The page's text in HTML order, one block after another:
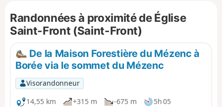
Randonnées à proximité de Église
Saint-Front (Saint-Front)
De la Maison Forestière du Mézenc à
Borée via le sommet du Mézenc
Visorandonneur
14,55 km
+315 m -675 m
5h 05